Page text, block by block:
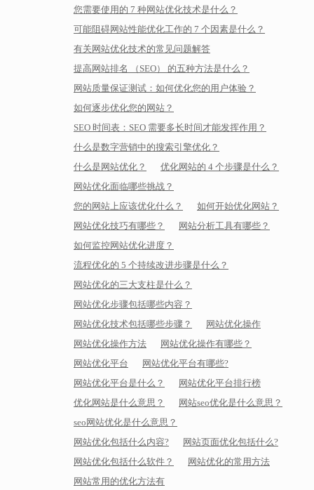
您需要使用的 7 种网站优化技术是什么？
可能阻碍网站性能优化工作的 7 个因素是什么？
有关网站优化技术的常见问题解答
提高网站排名 （SEO） 的五种方法是什么？
网站质量保证测试：如何优化您的用户体验？
如何逐步优化您的网站？
SEO 时间表：SEO 需要多长时间才能发挥作用？
什么是数字营销中的搜索引擎优化？
什么是网站优化？
优化网站的 4 个步骤是什么？
网站优化面临哪些挑战？
您的网站上应该优化什么？
如何开始优化网站？
网站优化技巧有哪些？
网站分析工具有哪些？
如何监控网站优化进度？
流程优化的 5 个持续改进步骤是什么？
网站优化的三大支柱是什么？
网站优化步骤包括哪些内容？
网站优化技术包括哪些步骤？
网站优化操作
网站优化操作方法
网站优化操作有哪些？
网站优化平台
网站优化平台有哪些?
网站优化平台是什么？
网站优化平台排行榜
优化网站是什么意思？
网站seo优化是什么意思？
seo网站优化是什么意思？
网站优化包括什么内容?
网站页面优化包括什么?
网站优化包括什么软件？
网站优化的常用方法
网站常用的优化方法有